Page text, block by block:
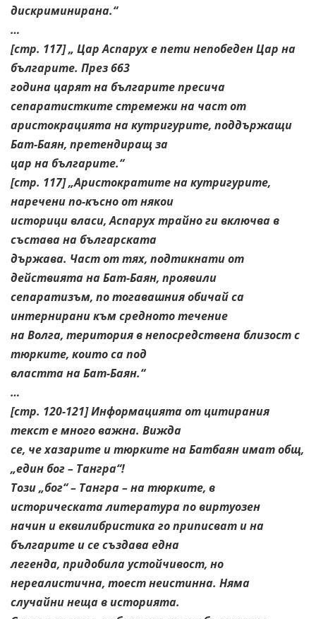
дискриминирана.“
…
[стр. 117] „ Цар Аспарух е пети непобеден Цар на
българите. През 663
година царят на българите пресича
сепаратистките стремежи на част от
аристокрацията на кутригурите, поддържащи
Бат-Баян, претендиращ за
цар на българите.“
[стр. 117] „Аристократите на кутригурите,
наречени по-късно от някои
историци власи, Аспарух трайно ги включва в
състава на българската
държава. Част от тях, подтикнати от
действията на Бат-Баян, проявили
сепаратизъм, по тогавашния обичай са
интернирани към средното течение
на Волга, територия в непосредствена близост с
тюрките, които са под
властта на Бат-Баян.“
…
[стр. 120-121] Информацията от цитирания
текст е много важна. Вижда
се, че хазарите и тюрките на Батбаян имат общ,
„един бог – Тангра“!
Този „бог“ – Тангра – на тюрките, в
историческата литература по виртуозен
начин и еквилибристика го приписват и на
българите и се създава една
легенда, придобила устойчивост, но
нереалистична, тоест неистинна. Няма
случайни неща в историята.